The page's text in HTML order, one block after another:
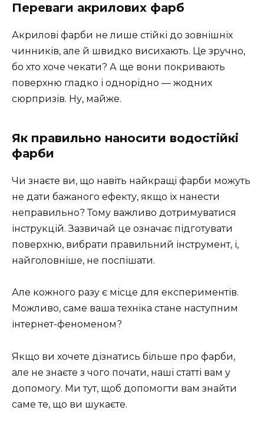
Переваги акрилових фарб
Акрилові фарби не лише стійкі до зовнішніх
чинників, але й швидко висихають. Це зручно,
бо хто хоче чекати? А ще вони покривають
поверхню гладко і однорідно — жодних
сюрпризів. Ну, майже.
Як правильно наносити водостійкі
фарби
Чи знаєте ви, що навіть найкращі фарби можуть
не дати бажаного ефекту, якщо їх нанести
неправильно? Тому важливо дотримуватися
інструкцій. Зазвичай це означає підготувати
поверхню, вибрати правильний інструмент, і,
найголовніше, не поспішати.
Але кожного разу є місце для експериментів.
Можливо, саме ваша техніка стане наступним
інтернет-феноменом?
Якщо ви хочете дізнатись більше про фарби,
але не знаєте з чого почати, наші статті вам у
допомогу. Ми тут, щоб допомогти вам знайти
саме те, що ви шукаєте.